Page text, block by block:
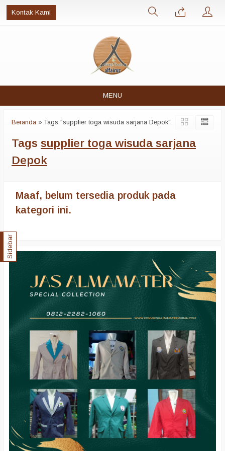
Kontak Kami
MENU
Beranda »Tags "supplier toga wisuda sarjana Depok"
Tags supplier toga wisuda sarjana
Depok
Maaf, belum tersedia produk pada
kategori ini.
Sidebar